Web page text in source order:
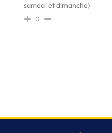
samedi et dimanche)
0